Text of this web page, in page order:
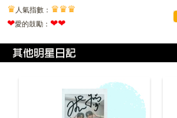
♛ 人氣指數： ♛♛♛
❤愛的鼓勵： ❤❤